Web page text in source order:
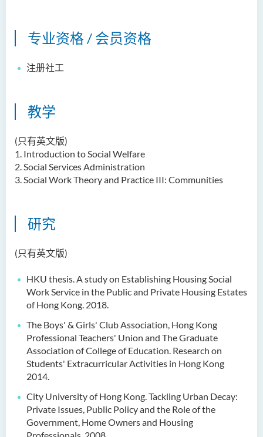
专业资格 / 会员资格
注册社工
教学
(只有英文版)
1. Introduction to Social Welfare
2.Social Services Administration
3.Social Work Theory and Practice III: Communities
研究
(只有英文版)
HKU thesis. A study on Establishing Housing Social
Work Service in the Public and Private Housing Estates
of Hong Kong. 2018.
The Boys' & Girls' Club Association, Hong Kong
Professional Teachers' Union and TheGraduate
Association of College of Education. Research on
Students' Extracurricular Activities in Hong Kong
2014.
City University of Hong Kong. Tackling Urban Decay:
Private Issues, Public Policy and the Role of the
Government, Home Owners and Housing